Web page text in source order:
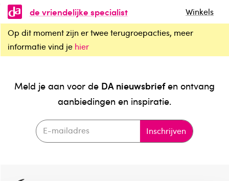
de vriendelijke specialist
Winkels
Op dit moment zijn er twee terugroepacties, meer
informatie vind je hier
Meld je aan voor de DA nieuwsbriefen ontvang
aanbiedingen en inspiratie.
Inschrijven